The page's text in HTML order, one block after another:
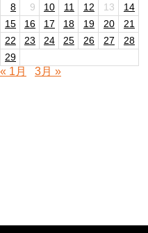
8
9 10 11 12 13
14
15
16 17 18 19 20
21
22
23 24 25 26 27
28
29
« 1月 3月 »